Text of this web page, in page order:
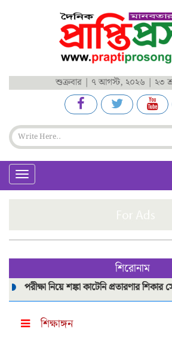
শুক্রবার | ৭ আগস্ট, ২০২৬ | ২৩
Toggle
navigation
শিরোনাম
নিয়ে শঙ্কা কাটেনি প্রতারণার শিকার সেই ৮
শিক্ষাঙ্গন